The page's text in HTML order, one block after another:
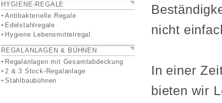
HYGIENE-REGALE
Antibakterielle Regale
Edelstahlregale
Hygiene Lebensmittelregal
REGALANLAGEN & BÜHNEN
Regalanlagen mit Gesamtabdeckung
2 & 3 Stock-Regalanlage
Stahlbaubühnen
nicht
In einer
bieten wir